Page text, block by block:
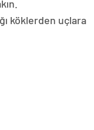
köklerden uçlara